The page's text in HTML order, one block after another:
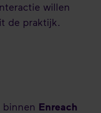
willen
de praktijk.
binnen Enreach